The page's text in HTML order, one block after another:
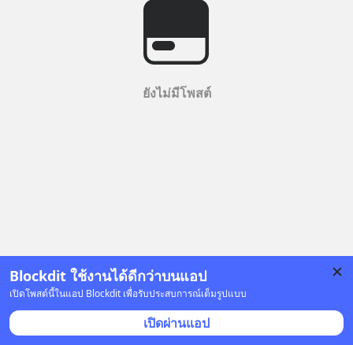
Blockdit ใช้งานได้ดีกว่าบนแอป
เปิดโพสต์นี้ในแอป Blockdit เพื่อรับประสบการณ์เต็มรูปแบบ
เปิดผ่านแอป
ยังไม่มีโพสต์